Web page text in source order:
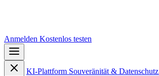
Anmelden Kostenlos testen
KI-Plattform Souveränität & Datenschutz